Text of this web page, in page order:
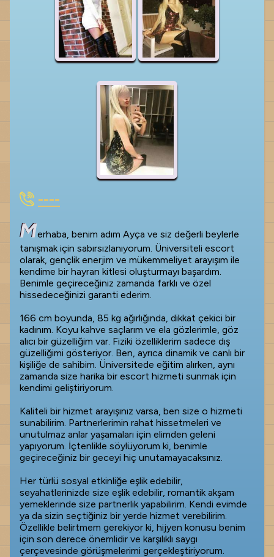
----
Merhaba, benim adım Ayça ve siz değerli beylerle
tanışmak için sabırsızlanıyorum. Üniversiteli escort
olarak, gençlik enerjim ve mükemmeliyet arayışım ile
kendime bir hayran kitlesi oluşturmayı başardım.
Benimle geçireceğiniz zamanda farklı ve özel
hissedeceğinizi garanti ederim.
166 cm boyunda, 85 kg ağırlığında, dikkat çekici bir
kadınım. Koyu kahve saçlarım ve ela gözlerimle, göz
alıcı bir güzelliğim var. Fiziki özelliklerim sadece dış
güzelliğimi gösteriyor. Ben, ayrıca dinamik ve canlı bir
kişiliğe de sahibim. Üniversitede eğitim alırken, aynı
zamanda size harika bir escort hizmeti sunmak için
kendimi geliştiriyorum.
Kaliteli bir hizmet arayışınız varsa, ben size o hizmeti
sunabilirim. Partnerlerimin rahat hissetmeleri ve
unutulmaz anlar yaşamaları için elimden geleni
yapıyorum. İçtenlikle söylüyorum ki, benimle
geçireceğiniz bir geceyi hiç unutamayacaksınız.
Her türlü sosyal etkinliğe eşlik edebilir,
seyahatlerinizde size eşlik edebilir, romantik akşam
yemeklerinde size partnerlik yapabilirim. Kendi evimde
ya da sizin seçtiğiniz bir yerde hizmet verebilirim.
Özellikle belirtmem gerekiyor ki, hijyen konusu benim
için son derece önemlidir ve karşılıklı saygı
çerçevesinde görüşmelerimi gerçekleştiriyorum.